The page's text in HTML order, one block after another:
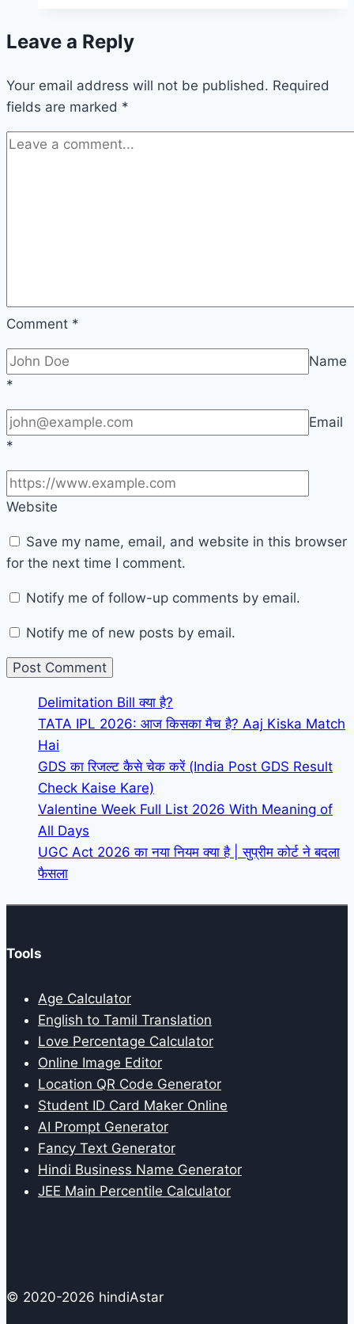
Leave a Reply
Your email address will not be published. Required
fields are marked *
Comment *
Name
*
Email
*
Website
Save my name, email, and website in this browser
for the next time I comment.
Notify me of follow-up comments by email.
Notify me of new posts by email.
Delimitation Bill क्या है?
TATA IPL 2026: आज किसका मैच है? Aaj Kiska Match
Hai
GDS का रिजल्ट कैसे चेक करें (India Post GDS Result
Check Kaise Kare)
Valentine Week Full List 2026 With Meaning of
All Days
UGC Act 2026 का नया नियम क्या है | सुप्रीम कोर्ट ने बदला
फैसला
Tools
Age Calculator
English to Tamil Translation
Love Percentage Calculator
Online Image Editor
Location QR Code Generator
Student ID Card Maker Online
AI Prompt Generator
Fancy Text Generator
Hindi Business Name Generator
JEE Main Percentile Calculator
© 2020-2026 hindiAstar